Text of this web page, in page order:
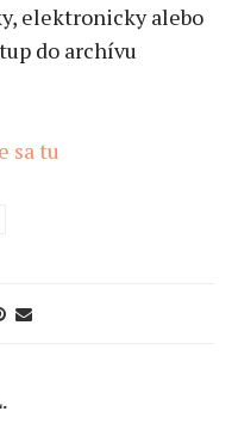
elektronicky alebo
do archívu
sa tu